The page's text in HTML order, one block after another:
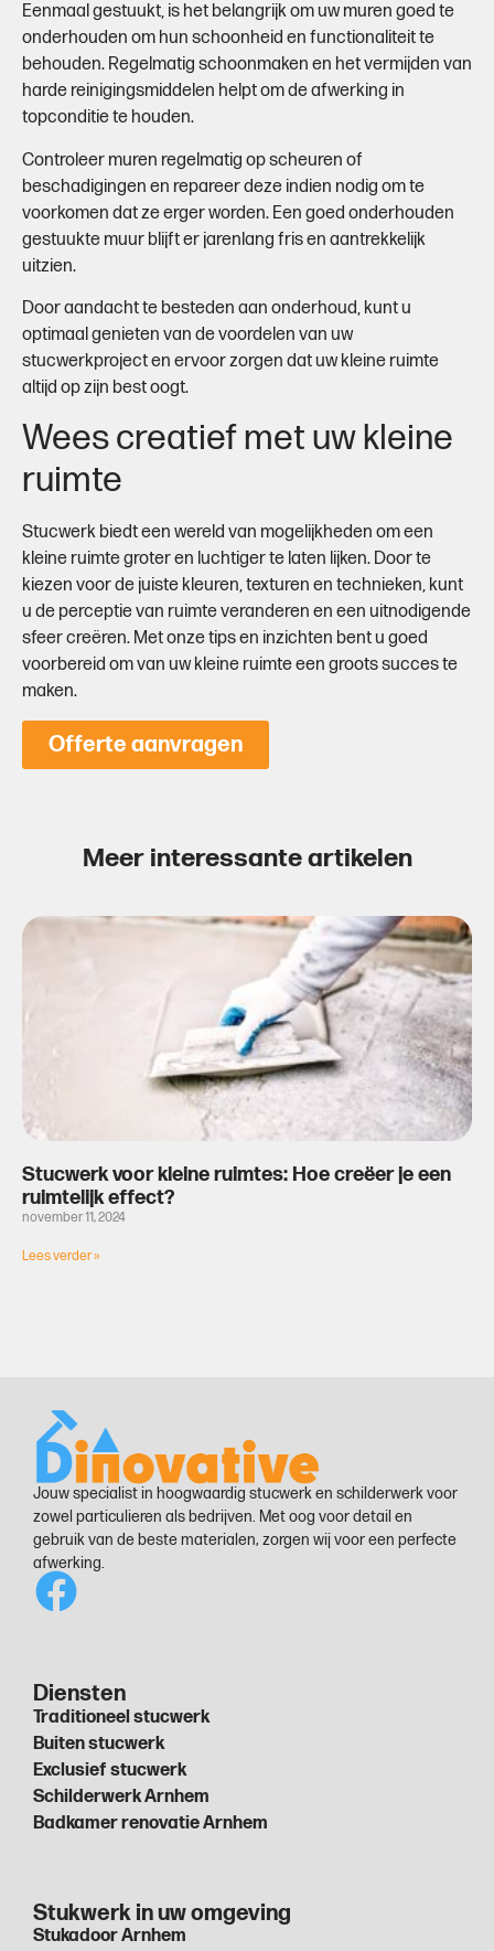
Eenmaal gestuukt, is het belangrijk om uw muren goed te
onderhouden om hun schoonheid en functionaliteit te
behouden. Regelmatig schoonmaken en het vermijden van
harde reinigingsmiddelen helpt om de afwerking in
topconditie te houden.
Controleer muren regelmatig op scheuren of
beschadigingen en repareer deze indien nodig om te
voorkomen dat ze erger worden. Een goed onderhouden
gestuukte muur blijft er jarenlang fris en aantrekkelijk
uitzien.
Door aandacht te besteden aan onderhoud, kunt u
optimaal genieten van de voordelen van uw
stucwerkproject en ervoor zorgen dat uw kleine ruimte
altijd op zijn best oogt.
Wees creatief met uw kleine
ruimte
Stucwerk biedt een wereld van mogelijkheden om een
kleine ruimte groter en luchtiger te laten lijken. Door te
kiezen voor de juiste kleuren, texturen en technieken, kunt
u de perceptie van ruimte veranderen en een uitnodigende
sfeer creëren. Met onze tips en inzichten bent u goed
voorbereid om van uw kleine ruimte een groots succes te
maken.
Offerte aanvragen
Meer interessante artikelen
Stucwerk voor kleine ruimtes: Hoe creëer je een
ruimtelijk effect?
november 11, 2024
Lees verder »
Jouw specialist in hoogwaardig stucwerk en schilderwerk voor
zowel particulieren als bedrijven. Met oog voor detail en
gebruik van de beste materialen, zorgen wij voor een perfecte
afwerking.
Diensten
Traditioneel stucwerk
Buiten stucwerk
Exclusief stucwerk
Schilderwerk Arnhem
Badkamer renovatie Arnhem
Stukwerk in uw omgeving
Stukadoor Arnhem